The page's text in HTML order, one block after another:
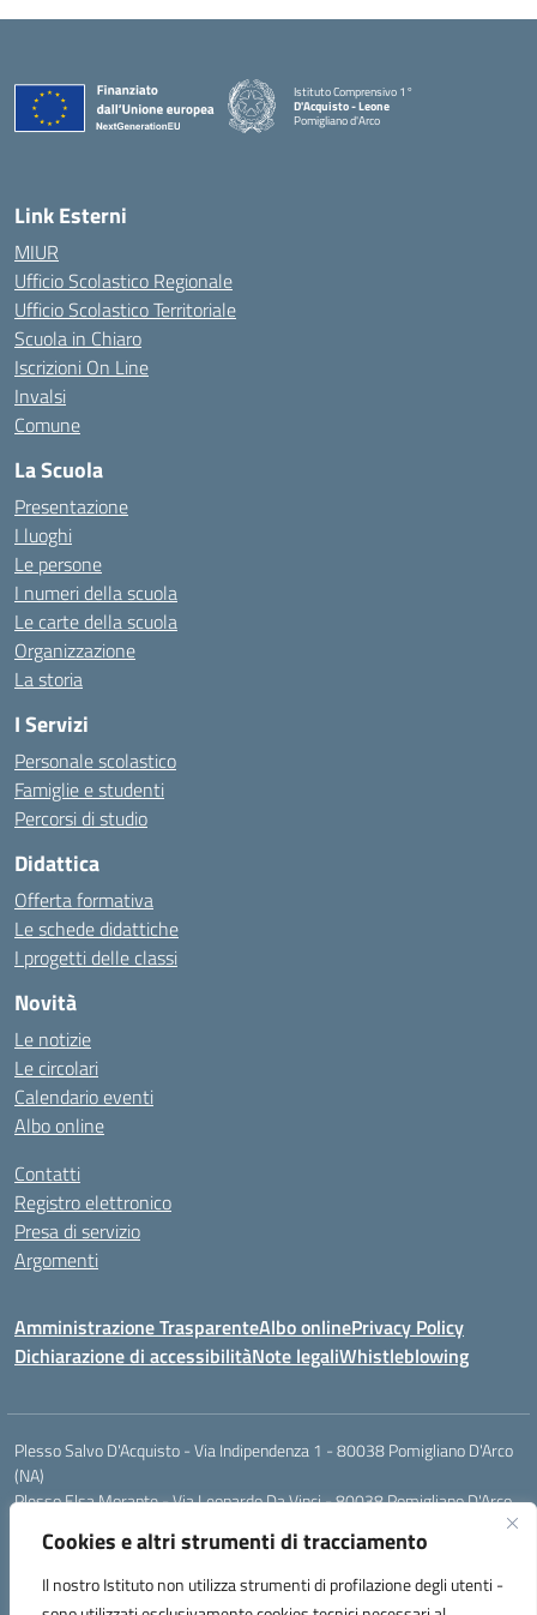
Cookies e altri strumenti di tracciamento
Il nostro Istituto non utilizza strumenti di profilazione degli utenti -
Istituto Comprensivo 1°
D'Acquisto - Leone
Pomigliano d'Arco
— Visita la pagina iniziale della scuola
Link Esterni
MIUR
Ufficio Scolastico Regionale
Ufficio Scolastico Territoriale
Scuola in Chiaro
Iscrizioni On Line
Invalsi
Comune
La Scuola
Presentazione
I luoghi
Le persone
I numeri della scuola
Le carte della scuola
Organizzazione
La storia
I Servizi
Personale scolastico
Famiglie e studenti
Percorsi di studio
Didattica
Offerta formativa
Le schede didattiche
I progetti delle classi
Novità
Le notizie
Le circolari
Calendario eventi
Albo online
Contatti
Registro elettronico
Presa di servizio
Argomenti
Amministrazione TrasparenteAlbo onlinePrivacy Policy
Dichiarazione di accessibilitàNote legaliWhistleblowing
Plesso Salvo D'Acquisto - Via Indipendenza 1 - 80038 Pomigliano D'Arco
(NA)
Plesso Elsa Morante - Via Leonardo Da Vinci - 80038 Pomigliano D'Arco
Plesso Leone - Via Pascoli - 80038 Pomigliano D'Arco (NA)
Tel.:0813177304 - Mail: naic8g1003@istruzione.it - Pec: